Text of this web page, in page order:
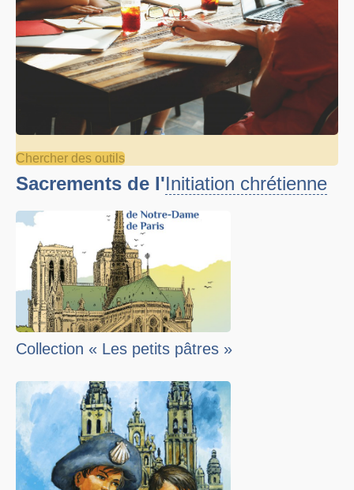
Chercher des outils
Sacrements de l'Initiation chrétienne
Collection « Les petits pâtres »